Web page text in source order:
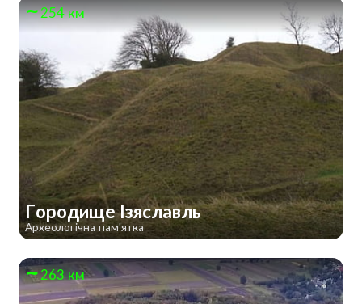
254 км
Городище Ізяславль
Археологічна пам'ятка
263 км